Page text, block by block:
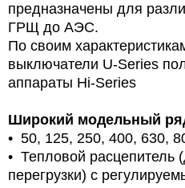
предназначены для
ГРЩ до АЭС.
По своим
выключатели U-Series
аппараты Hi-Series
Широкий модельный
• 50, 125, 250, 400, 630,
• Тепловой расцепитель
перегрузки) с